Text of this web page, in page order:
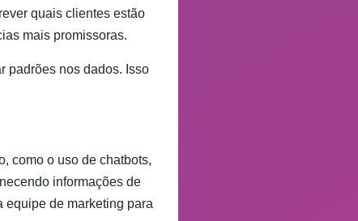
quais clientes estão
mais promissoras.
padrões nos dados. Isso
como o uso de chatbots,
informações de
equipe de marketing para